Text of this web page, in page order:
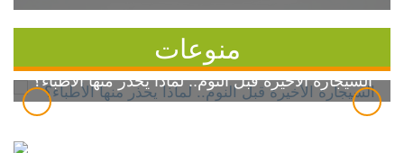
منوعات
السيجارة الأخيرة قبل النوم.. لماذا يحذر منها الأطباء؟